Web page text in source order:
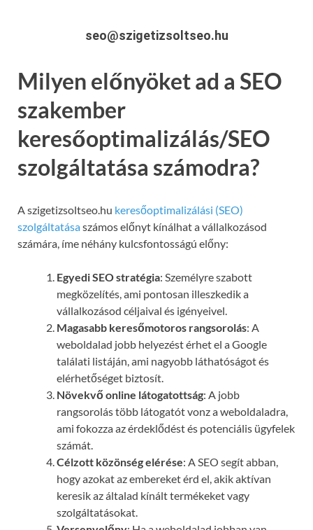
seo@szigetizsoltseo.hu
Milyen előnyöket ad a SEO
szakember
keresőoptimalizálás/SEO
szolgáltatása számodra?
A szigetizsoltseo.hu keresőoptimalizálási (SEO)
szolgáltatásaszámos előnyt kínálhat a vállalkozásod
számára, íme néhány kulcsfontosságú előny:
Egyedi SEO stratégia: Személyre szabott
megközelítés, ami pontosan illeszkedik a
vállalkozásod céljaival és igényeivel.
Magasabb keresőmotoros rangsorolás: A
weboldalad jobb helyezést érhet el a Google
találati listáján, ami nagyobb láthatóságot és
elérhetőséget biztosít.
Növekvő online látogatottság: A jobb
rangsorolás több látogatót vonz a weboldaladra,
ami fokozza az érdeklődést és potenciális ügyfelek
számát.
Célzott közönség elérése: A SEO segít abban,
hogy azokat az embereket érd el, akik aktívan
keresik az általad kínált termékeket vagy
szolgáltatásokat.